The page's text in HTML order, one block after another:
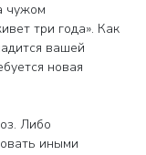
чужом
три года». Как
вашей
новая
Либо
иными